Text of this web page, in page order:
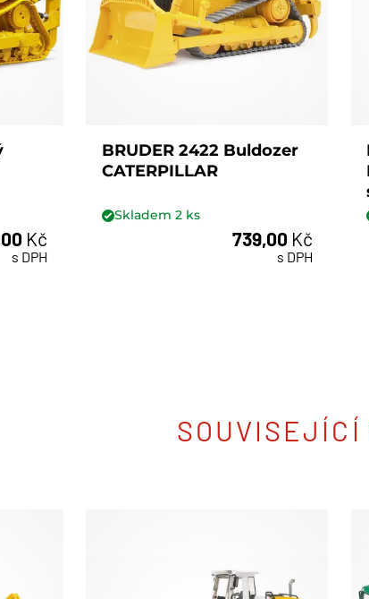
Kč
s DPH
BRUDER 2422 Buldozer
CATERPILLAR
Skladem 2ks
739,00 Kč
s DPH
SOUVISEJÍCÍ